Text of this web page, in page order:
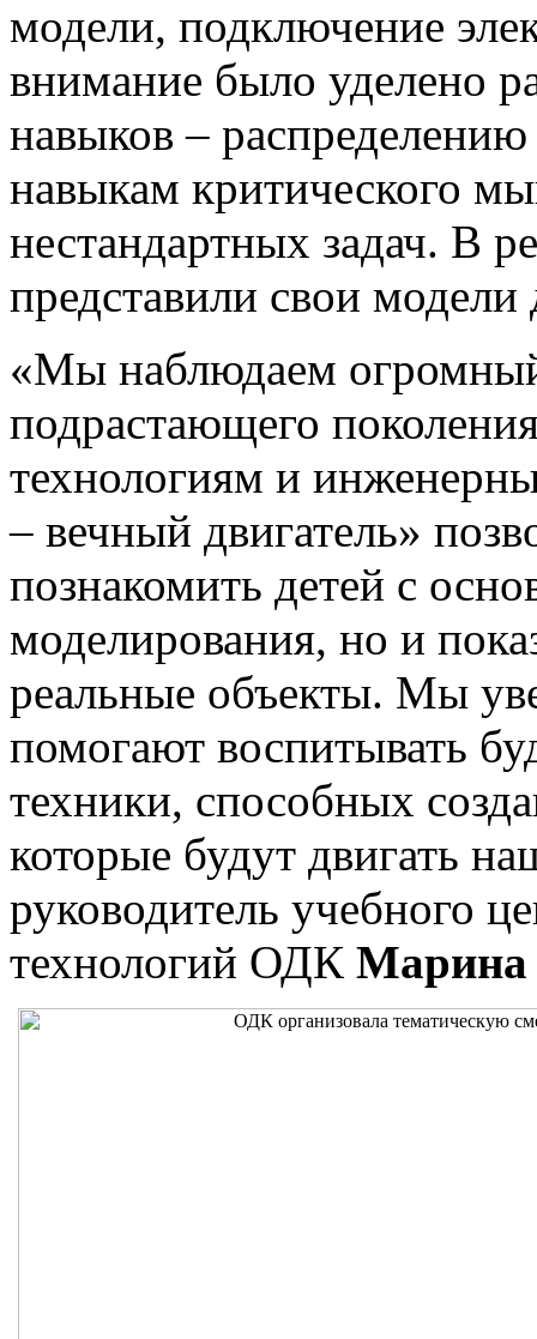
модели, подключение
внимание было уделено
навыков –
навыкам критического
нестандартных задач. В
представили свои модели
«Мы наблюдаем
подрастающего
технологиям и
– вечный двигатель»
познакомить детей с
моделирования, но и
реальные объекты. Мы
помогают воспитывать
техники, способных
которые будут двигать
руководитель учебного
технологий ОДК Марина